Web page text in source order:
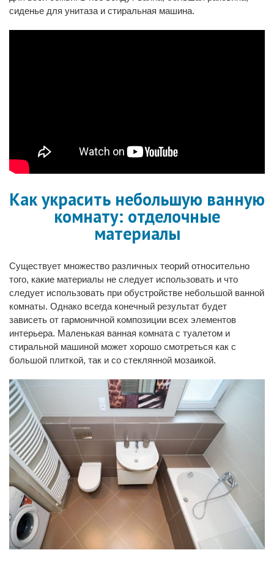
сиденье для унитаза и стиральная машина.
Как украсить небольшую ванную
комнату: отделочные
материалы
Существует множество различных теорий относительно
того, какие материалы не следует использовать и что
следует использовать при обустройстве небольшой ванной
комнаты. Однако всегда конечный результат будет
зависеть от гармоничной композиции всех элементов
интерьера. Маленькая ванная комната с туалетом и
стиральной машиной может хорошо смотреться как с
большой плиткой, так и со стеклянной мозаикой.